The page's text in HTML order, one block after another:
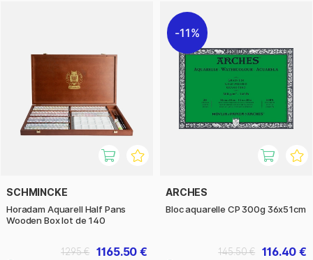
SCHMINCKE
Horadam Aquarell Half Pans
Wooden Box lot de 140
1165.50 €
1295 €
11%
ARCHES
Bloc aquarelle CP 300g 36x51cm
116.40 €
145.50 €